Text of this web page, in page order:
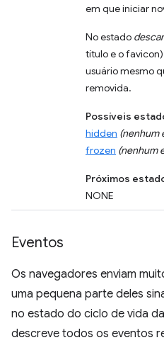
em que iniciar
No estado
título e o
usuário mesmo
removida.
Possíveis
hidden (nenhum
frozen (nenhum
Próximos
NONE
Eventos
Os navegadores enviam
uma pequena parte deles
no estado do ciclo de vida
descreve todos os eventos